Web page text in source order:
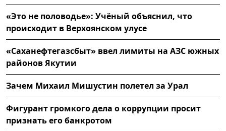
«Это не половодье»: Учёный объяснил, что
происходит в Верхоянском улусе
«Саханефтегазсбыт» ввел лимиты на АЗС южных
районов Якутии
Зачем Михаил Мишустин полетел за Урал
Фигурант громкого дела о коррупции просит
признать его банкротом